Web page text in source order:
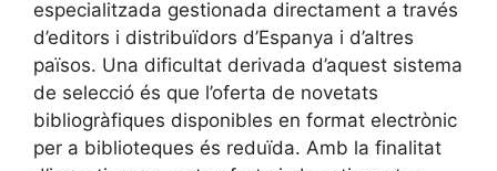
especialitzada gestionada directament a través
d’editors i distribuïdors d’Espanya i d’altres
països. Una dificultat derivada d’aquest sistema
de selecció és que l’oferta de novetats
bibliogràfiques disponibles en format electrònic
per a biblioteques és reduïda. Amb la finalitat